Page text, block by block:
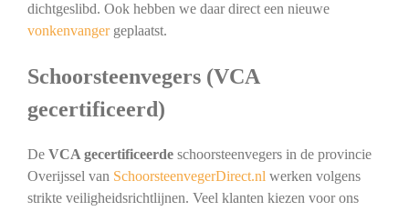
dichtgeslibd. Ook hebben we daar direct een nieuwe
vonkenvangergeplaatst.
Schoorsteenvegers (VCA
gecertificeerd)
De VCA gecertificeerdeschoorsteenvegers in de provincie
Overijssel van SchoorsteenvegerDirect.nl werken volgens
strikte veiligheidsrichtlijnen. Veel klanten kiezen voor ons